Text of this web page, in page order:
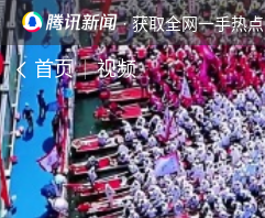
· 获取全网一手热点
首页 视频